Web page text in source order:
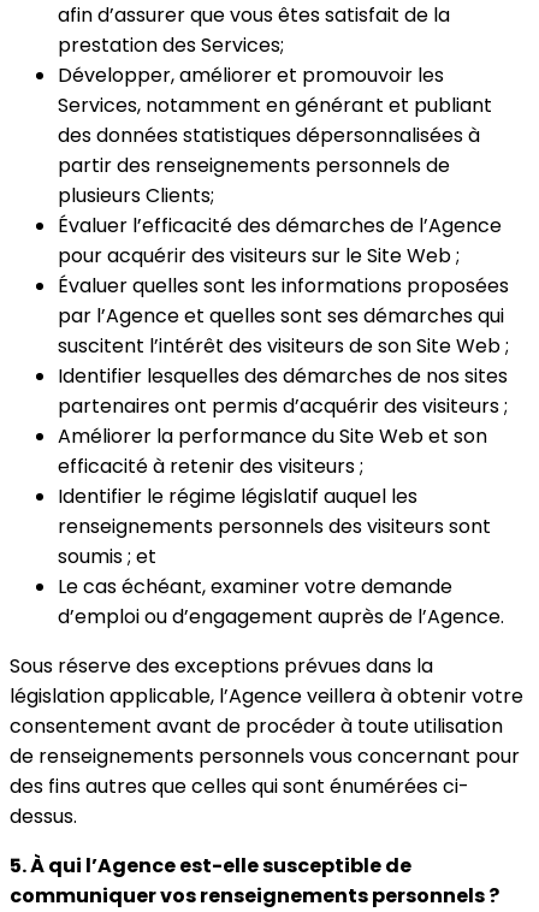
afin d’assurer que vous êtes satisfait de la
prestation des Services;
Développer, améliorer et promouvoir les
Services, notamment en générant et publiant
des données statistiques dépersonnalisées à
partir des renseignements personnels de
plusieurs Clients;
Évaluer l’efficacité des démarches de l’Agence
pour acquérir des visiteurs sur le Site Web ;
Évaluer quelles sont les informations proposées
par l’Agence et quelles sont ses démarches qui
suscitent l’intérêt des visiteurs de son Site Web ;
Identifier lesquelles des démarches de nos sites
partenaires ont permis d’acquérir des visiteurs ;
Améliorer la performance du Site Web et son
efficacité à retenir des visiteurs ;
Identifier le régime législatif auquel les
renseignements personnels des visiteurs sont
soumis ; et
Le cas échéant, examiner votre demande
d’emploi ou d’engagement auprès de l’Agence.
Sous réserve des exceptions prévues dans la
législation applicable, l’Agence veillera à obtenir votre
consentement avant de procéder à toute utilisation
de renseignements personnels vous concernant pour
des fins autres que celles qui sont énumérées ci-
dessus.
5. À qui l’Agence est-elle susceptible de
communiquer vos renseignements personnels ?